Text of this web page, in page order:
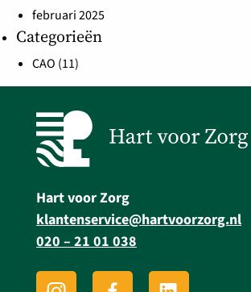
februari 2025
Categorieën
CAO (11)
Hart voor Zorg
klantenservice@hartvoorzorg.nl
020 – 21 01 038